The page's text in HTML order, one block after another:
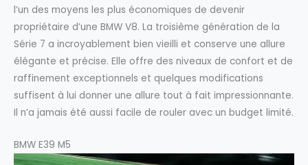
l’un des moyens les plus économiques de devenir
propriétaire d’une BMW V8. La troisième génération de la
Série 7 a incroyablement bien vieilli et conserve une allure
élégante et précise. Elle offre des niveaux de confort et de
raffinement exceptionnels et quelques modifications
suffisent à lui donner une allure tout à fait impressionnante.
Il n’a jamais été aussi facile de rouler avec un budget limité.
BMW E39 M5